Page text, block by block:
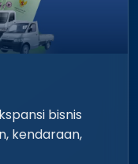
bisnis
kendaraan,